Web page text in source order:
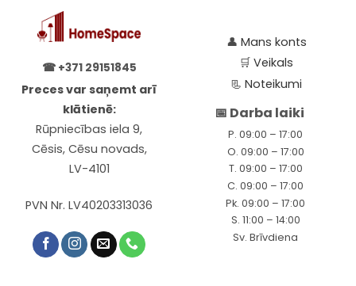
☎ +371 29151845
Preces var saņemt arī
klātienē:
Rūpniecības iela 9,
Cēsis, Cēsu novads,
LV-4101
PVN Nr. LV40203313036
👤 Mans konts
🛒Veikals
📃Noteikumi
📅 Darba laiki
P. 09:00 – 17:00
O. 09:00 – 17:00
T. 09:00 – 17:00
C. 09:00 – 17:00
Pk. 09:00 – 17:00
S. 11:00 – 14:00
Sv. Brīvdiena